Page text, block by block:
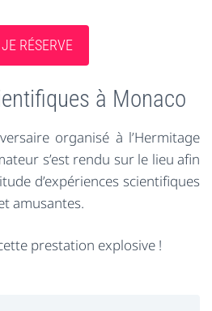
JE RÉSERVE
à Monaco
organisé à l’Hermitage
s’est rendu sur le lieu afin
d’expériences scientifiques
amusantes.
prestation explosive !